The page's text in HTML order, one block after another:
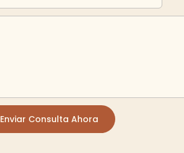
Enviar Consulta Ahora